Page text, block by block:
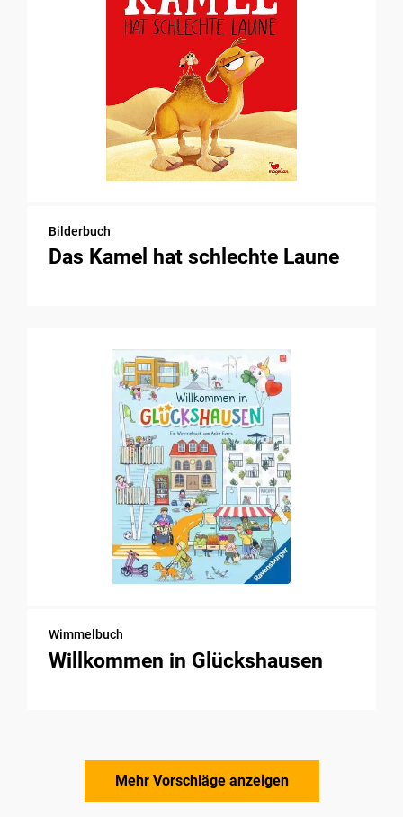
Bilderbuch
Das Kamel hat schlechte Laune
Wimmelbuch
Willkommen in Glückshausen
Mehr Vorschläge anzeigen